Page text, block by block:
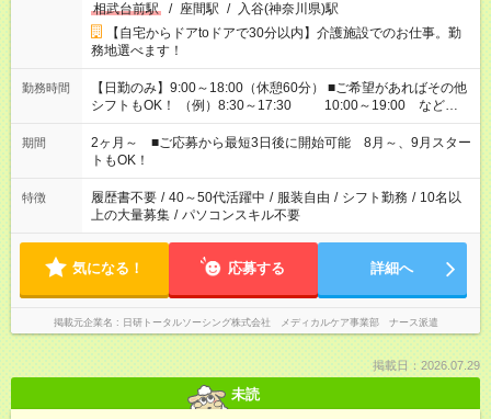
相武台前駅
/ 座間駅 / 入谷(神奈川県)駅
【自宅からドアtoドアで30分以内】介護施設でのお仕事。勤
務地選べます！
勤務時間
【日勤のみ】9:00～18:00（休憩60分） ■ご希望があればその他
シフトもOK！ （例）8:30～17:30 10:00～19:00 など
「家族とお休みを合わせたい」 「できれば残業はしたくない」
など、あなたのご希望に沿ったお仕事をご紹介します！ ※Wワ
ーク希望の方へ 今ご覧のお仕事で希望する勤務時間と、もう1つ
のお仕事の勤務時間。 合計で週40時間を超える場合は応募でき
ません
期間
2ヶ月～ ■ご応募から最短3日後に開始可能 8月～、9月スター
トもOK！
特徴 履歴書不要 / 40～50代活躍中 / 服装自由 / シフト勤務 / 10名以
上の大量募集 / パソコンスキル不要
気になる！ 応募する 詳細へ
掲載元企業名 日研トータルソーシング株式会社 メディカルケア事業部 ナース派遣
掲載日：2026.07.29
未読